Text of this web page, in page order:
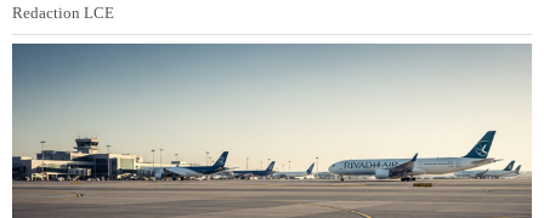
Redaction LCE